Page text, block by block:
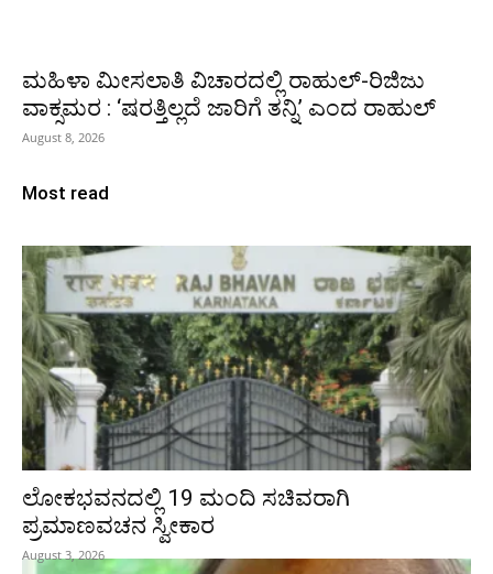
ಮಹಿಳಾ ಮೀಸಲಾತಿ ವಿಚಾರದಲ್ಲಿ ರಾಹುಲ್‌-ರಿಜಿಜು
ವಾಕ್ಸಮರ : ‘ಷರತ್ತಿಲ್ಲದೆ ಜಾರಿಗೆ ತನ್ನಿ’ ಎಂದ ರಾಹುಲ್‌
August 8, 2026
Most read
ಲೋಕಭವನದಲ್ಲಿ 19 ಮಂದಿ ಸಚಿವರಾಗಿ
ಪ್ರಮಾಣವಚನ ಸ್ವೀಕಾರ
August 3, 2026